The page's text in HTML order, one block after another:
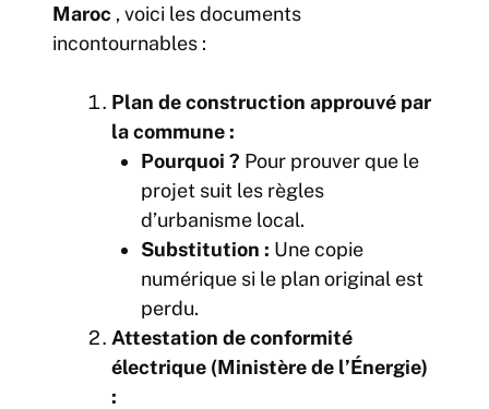
Maroc , voici les documents
incontournables :
Plan de construction approuvé par
la commune :
Pourquoi ? Pour prouver que le
projet suit les règles
d’urbanisme local.
Substitution : Une copie
numérique si le plan original est
perdu.
Attestation de conformité
électrique (Ministère de l’Énergie)
: